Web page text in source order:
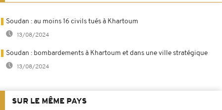
Soudan : au moins 16 civils tués à Khartoum
13/08/2024
Soudan : bombardements à Khartoum et dans une ville stratégique
13/08/2024
SUR LE MÊME PAYS